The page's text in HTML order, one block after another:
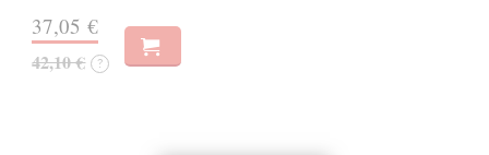
37,05 €
42,10 € ?